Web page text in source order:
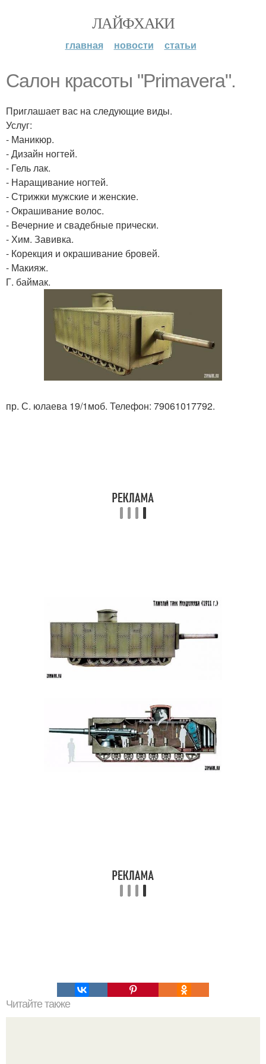
ЛАЙФХАКИ
главная новости статьи
Салон красоты "Primavera".
Приглашает вас на следующие виды.
Услуг:
- Маникюр.
- Дизайн ногтей.
- Гель лак.
- Наращивание ногтей.
- Стрижки мужские и женские.
- Окрашивание волос.
- Вечерние и свадебные прически.
- Хим. Завивка.
- Корекция и окрашивание бровей.
- Макияж.
Г. баймак.
пр. С. юлаева 19/1моб. Телефон: 79061017792.
Читайте также